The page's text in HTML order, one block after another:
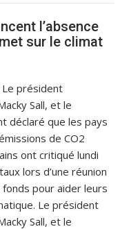
l’absence
sur le climat
Le président
Sall, et le
déclaré que les pays
de CO2
ont critiqué lundi
lors d’une réunion
pour aider leurs
Le président
Sall, et le